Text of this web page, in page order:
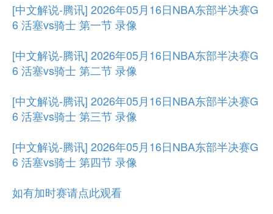
[中文解说-腾讯] 2026年05月16日NBA东部半决赛G
6 活塞vs骑士 第一节 录像
[中文解说-腾讯] 2026年05月16日NBA东部半决赛G
6 活塞vs骑士 第二节 录像
[中文解说-腾讯] 2026年05月16日NBA东部半决赛G
6 活塞vs骑士 第三节 录像
[中文解说-腾讯] 2026年05月16日NBA东部半决赛G
6 活塞vs骑士 第四节 录像
如有加时赛请点此观看